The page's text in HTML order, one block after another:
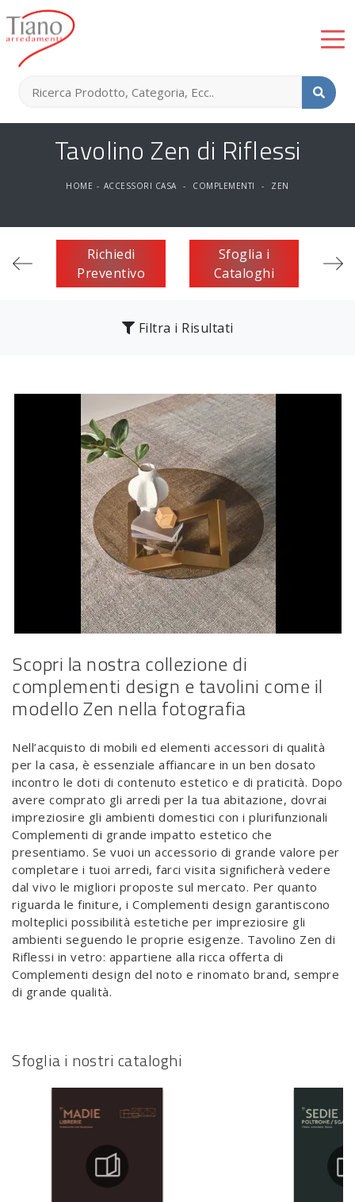
Tavolino Zen di Riflessi
HOME - ACCESSORI CASA - COMPLEMENTI - ZEN
Richiedi
Preventivo
Sfoglia i
Cataloghi
Filtra i Risultati
Scopri la nostra collezione di
complementi design e tavolini come il
modello Zen nella fotografia
Nell’acquisto di mobili ed elementi accessori di qualità
per la casa, è essenziale affiancare in un ben dosato
incontro le doti di contenuto estetico e di praticità. Dopo
avere comprato gli arredi per la tua abitazione, dovrai
impreziosire gli ambienti domestici con i plurifunzionali
Complementi di grande impatto estetico che
presentiamo. Se vuoi un accessorio di grande valore per
completare i tuoi arredi, farci visita significherà vedere
dal vivo le migliori proposte sul mercato. Per quanto
riguarda le finiture, i Complementi design garantiscono
molteplici possibilità estetiche per impreziosire gli
ambienti seguendo le proprie esigenze. Tavolino Zen di
Riflessi in vetro: appartiene alla ricca offerta di
Complementi design del noto e rinomato brand, sempre
di grande qualità.
Sfoglia i nostri cataloghi